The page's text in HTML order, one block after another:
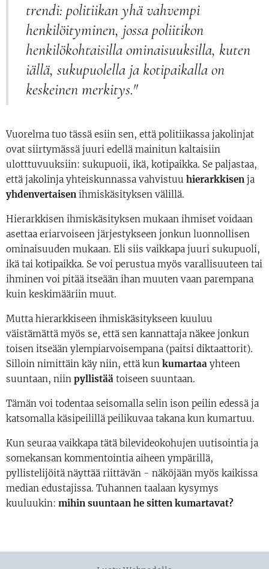
trendi: politiikan yhä vahvempi
henkilöityminen, jossa poliitikon
henkilökohtaisilla ominaisuuksilla, kuten
iällä, sukupuolella ja kotipaikalla on
keskeinen merkitys."
Vuorelma tuo tässä esiin sen, että politiikassa jakolinjat
ovat siirtymässä juuri edellä mainitun kaltaisiin
ulotttuvuuksiin: sukupuoii, ikä, kotipaikka. Se paljastaa,
että jakolinja yhteiskunnassa vahvistuu hierarkkisen ja
yhdenvertaisen ihmiskäsityksen välillä.
Hierarkkisen ihmiskäsityksen mukaan ihmiset voidaan
asettaa eriarvoiseen järjestykseen jonkun luonnollisen
ominaisuuden mukaan. Eli siis vaikkapa juuri sukupuoli,
ikä tai kotipaikka. Se voi perustua myös varallisuuteen tai
ihminen voi pitää itseään ihan muuten vaan parempana
kuin keskimääriin muut.
Mutta hierarkkiseen ihmiskäsitykseen kuuluu
väistämättä myös se, että sen kannattaja näkee jonkun
toisen itseään ylempiarvoisempana (paitsi diktaattorit).
Silloin nimittäin käy niin, että kun kumartaa yhteen
suuntaan, niin pyllistää toiseen suuntaan.
Tämän voi todentaa seisomalla selin ison peilin edessä ja
katsomalla käsipeilillä peilikuvaa takana kun kumartuu.
Kun seuraa vaikkapa tätä bilevideokohujen uutisointia ja
somekansan kommentointia aiheen ympärillä,
pyllistelijöitä näyttää riittävän - näköjään myös kaikissa
median edustajissa. Tuhannen taalaan kysymys
kuuluukin: mihin suuntaan he sitten kumartavat?